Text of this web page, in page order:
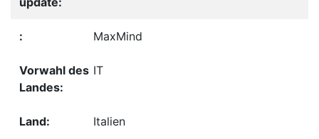
MaxMind
IT
Italien